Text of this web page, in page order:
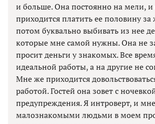
и больше. Она постоянно на мели,
приходится платить ее половину за
потом буквально выбивать из нее
которые мне самой нужны. Она не
просит деньги у знакомых. Все
идеальной работы, а на другие не
Мне же приходится
работой. Гостей она зовет с
предупреждения. Я интроверт, и
малознакомыми людьми в моем